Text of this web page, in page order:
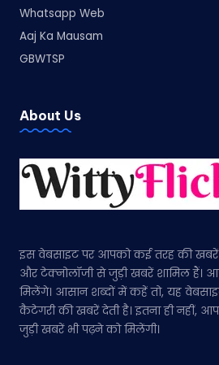
Whatsapp Web
Aaj Ka Mausam
GBWTSP
About Us
इस वेबसाइट पर आपको कई तरह की
और टेक्नोलॉजी से जुड़ी खबरें शामिल हैं।
मिलेंगे। आसान शब्दों में कहें तो, यह
कैटेगरी की खबरें देती है। इतना ही नहीं,
जुड़ी खबरें भी पढ़ने को मिलेंगी।